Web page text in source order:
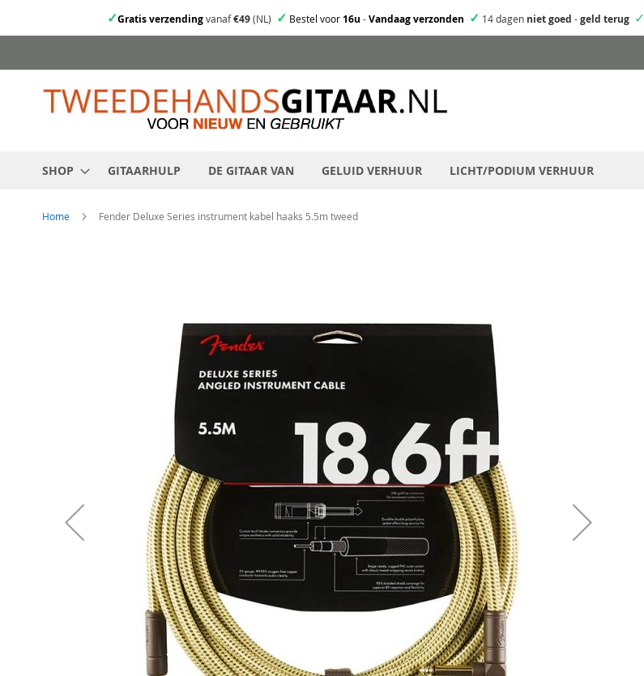
✓Gratis verzendingvanaf€49(NL) ✓ Bestel voor16u -Vandaag verzonden ✓ 14 dagen niet goed -geld terug ✓
direct
naar
de
SHOP GITAARHULP DE GITAAR VAN GELUID VERHUUR LICHT/PODIUM VERHUUR
Home Fender Deluxe Series instrument kabel haaks 5.5m tweed